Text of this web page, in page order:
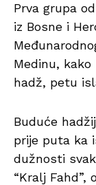
Prva grupa
iz Bosne i
Medinu,
hadž, petu
Buduće
prije puta ka
dužnosti
“Kralj